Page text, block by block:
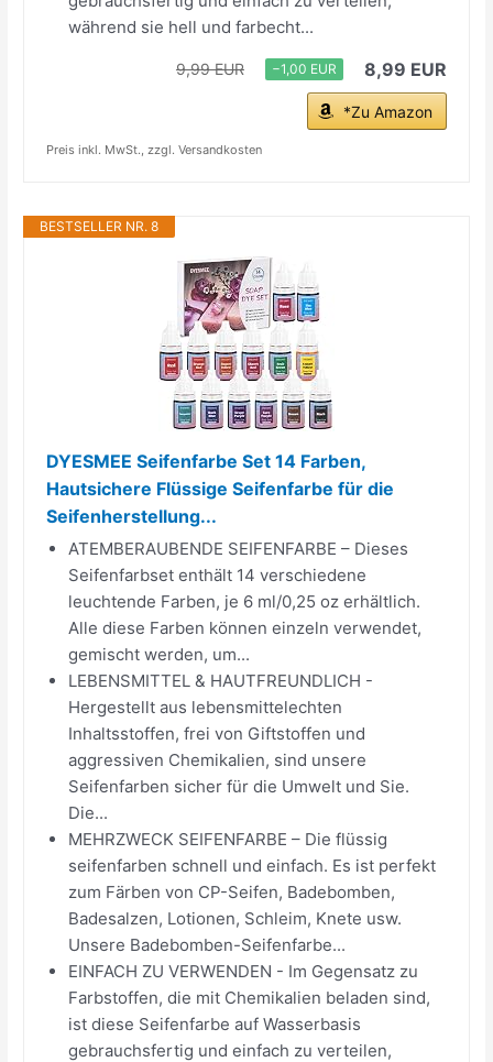
während sie hell und farbecht...
9,99 EUR −1,00 EUR 8,99 EUR
*Zu Amazon
Preis inkl. MwSt., zzgl. Versandkosten
BESTSELLER NR. 8
DYESMEE Seifenfarbe Set 14 Farben,
Hautsichere Flüssige Seifenfarbe für die
Seifenherstellung...
ATEMBERAUBENDE SEIFENFARBE – Dieses
Seifenfarbset enthält 14 verschiedene
leuchtende Farben, je 6 ml/0,25 oz erhältlich.
Alle diese Farben können einzeln verwendet,
gemischt werden, um...
LEBENSMITTEL & HAUTFREUNDLICH -
Hergestellt aus lebensmittelechten
Inhaltsstoffen, frei von Giftstoffen und
aggressiven Chemikalien, sind unsere
Seifenfarben sicher für die Umwelt und Sie.
Die...
MEHRZWECK SEIFENFARBE – Die flüssig
seifenfarben schnell und einfach. Es ist perfekt
zum Färben von CP-Seifen, Badebomben,
Badesalzen, Lotionen, Schleim, Knete usw.
Unsere Badebomben-Seifenfarbe...
EINFACH ZU VERWENDEN - Im Gegensatz zu
Farbstoffen, die mit Chemikalien beladen sind,
ist diese Seifenfarbe auf Wasserbasis
gebrauchsfertig und einfach zu verteilen,